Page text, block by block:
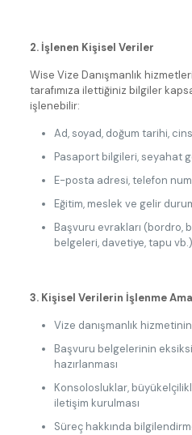
2. İşlenen Kişisel Veriler
Wise Vize Danışmanlık
tarafımıza ilettiğiniz bilgiler
işlenebilir:
Ad, soyad, doğum tarihi,
Pasaport bilgileri, seyahat
E-posta adresi, telefon
Eğitim, meslek ve gelir
Başvuru evrakları (bordro,
belgeleri, davetiye, tapu vb.)
3. Kişisel Verilerin İşlenme
Vize danışmanlık
Başvuru belgelerinin
hazırlanması
Konsolosluklar,
iletişim kurulması
Süreç hakkında